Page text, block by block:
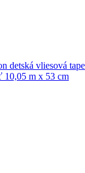
detská vliesová
10,05 m x 53 cm